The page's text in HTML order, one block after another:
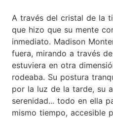
A través del cristal de la
que hizo que su mente
inmediato. Madison
fuera, mirando a través
estuviera en otra
rodeaba. Su postura
por la luz de la tarde, su
serenidad... todo en ella
mismo tiempo, accesible